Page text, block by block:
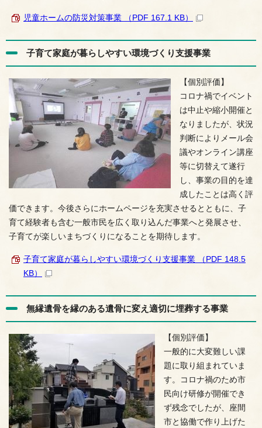
児童ホームの防災対策事業 （PDF 167.1 KB）
子育て家庭が暮らしやすい環境づくり支援事業
【個別評価】
コロナ禍でイベント
は中止や縮小開催と
なりましたが、状況
判断によりメール会
議やオンライン講座
等に切替えて遂行
し、事業の目的を達
成したことは高く評
価できます。今後さらにホームページを充実させるとともに、子
育て経験者も含む一般市民を広く取り込んだ事業へと発展させ、
子育てが楽しいまちづくりになることを期待します。
子育て家庭が暮らしやすい環境づくり支援事業 （PDF 148.5
KB）
無縁遺骨を縁のある遺骨に変え適切に埋葬する事業
【個別評価】
一般的に大変難しい課
題に取り組まれていま
す。コロナ禍のため市
民向け研修が開催でき
ず残念でしたが、座間
市と協働で作り上げた